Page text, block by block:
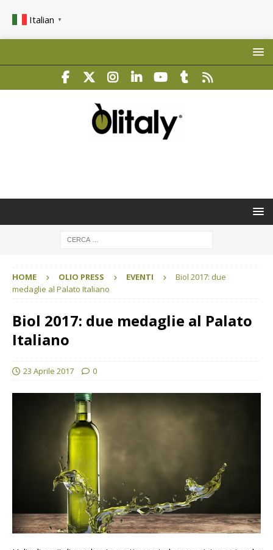
Italian ▼
HOME OLIO PRESS EVENTI
Biol 2017: due
medaglie al Palato Italiano
Biol 2017: due medaglie al Palato
Italiano
23 Aprile 2017 0